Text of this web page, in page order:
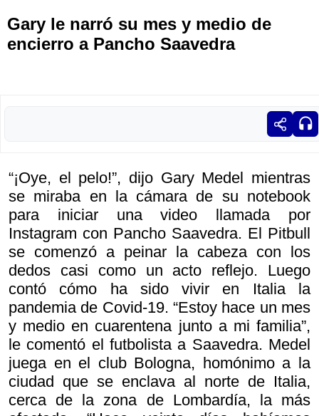
Gary le narró su mes y medio de
encierro a Pancho Saavedra
“¡Oye, el pelo!”, dijo Gary Medel mientras
se miraba en la cámara de su notebook
para iniciar una video llamada por
Instagram con Pancho Saavedra. El Pitbull
se comenzó a peinar la cabeza con los
dedos casi como un acto reflejo. Luego
contó cómo ha sido vivir en Italia la
pandemia de Covid-19. “Estoy hace un mes
y medio en cuarentena junto a mi familia”,
le comentó el futbolista a Saavedra. Medel
juega en el club Bologna, homónimo a la
ciudad que se enclava al norte de Italia,
cerca de la zona de Lombardía, la más